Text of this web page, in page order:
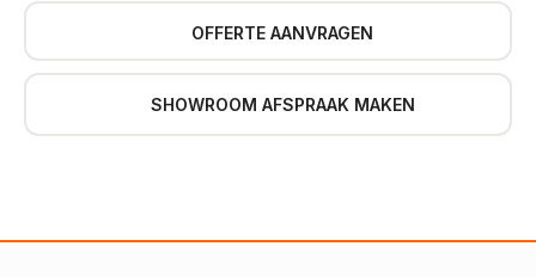
OFFERTE AANVRAGEN
SHOWROOM AFSPRAAK MAKEN